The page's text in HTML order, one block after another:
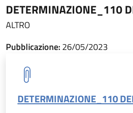
DETERMINAZIONE_110
ALTRO
Pubblicazione:26/05/2023
DETERMINAZIONE_110